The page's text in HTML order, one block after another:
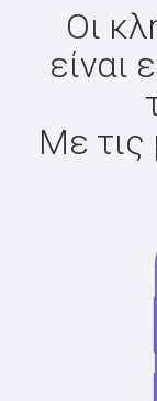
Οι
είναι
Με τις